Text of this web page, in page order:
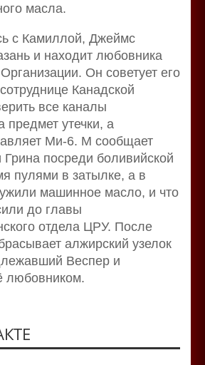
масла.
с Камиллой, Джеймс
и находит любовника
Он советует его
Канадской
все каналы
утечки, а
Ми-6. М сообщает
посреди боливийской
пулями в затылке, а в
машинное масло, и что
до главы
отдела ЦРУ. После
алжирский узелок
Веспер и
любовником.